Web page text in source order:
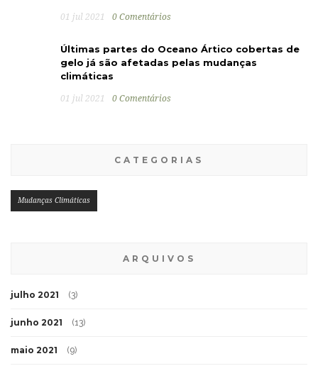
01 jul 2021 0 Comentários
Últimas partes do Oceano Ártico cobertas de
gelo já são afetadas pelas mudanças
climáticas
01 jul 2021 0 Comentários
CATEGORIAS
Mudanças Climáticas
ARQUIVOS
julho 2021 (3)
junho 2021 (13)
maio 2021 (9)